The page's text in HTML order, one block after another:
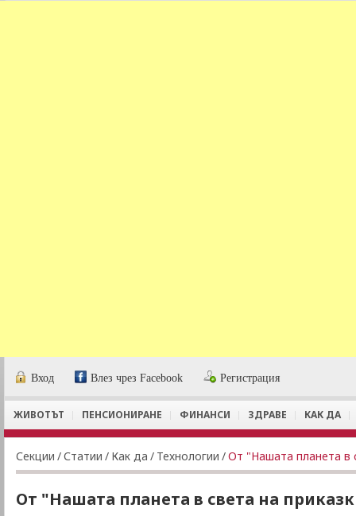
Вход Влез чрез Facebook Регистрация
ЖИВОТЪТ ПЕНСИОНИРАНЕ ФИНАНСИ ЗДРАВЕ КАК ДА
Секции /Статии / Как да / Технологии /От "Нашата планета в
От "Нашата планета в света на